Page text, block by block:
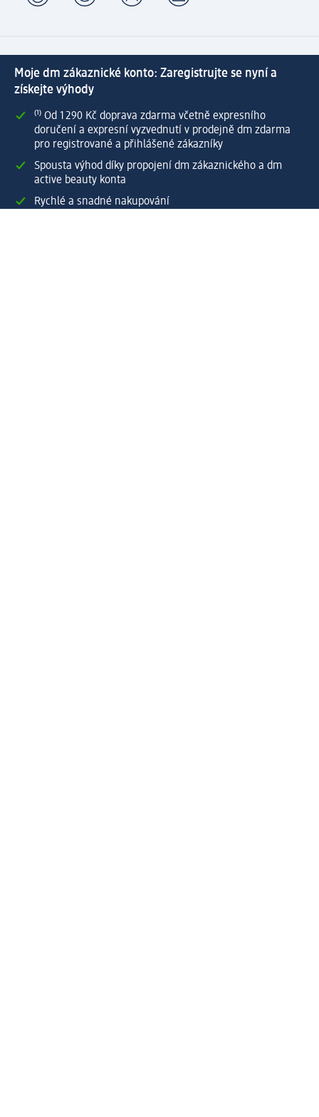
Moje dm zákaznické konto: Zaregistrujte se nyní a
získejte výhody
⁽¹⁾ Od 1 290 Kč doprava zdarma včetně expresního
doručení a expresní vyzvednutí v prodejně dm zdarma
pro registrované a přihlášené zákazníky
Spousta výhod díky propojení dm zákaznického a dm
active beauty konta
Rychlé a snadné nakupování